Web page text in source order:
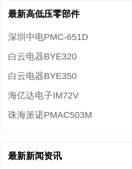
最新高低压零部件
深圳中电PMC-651D
白云电器BYE320
白云电器BYE350
海亿达电子IM72V
珠海派诺PMAC503M
最新新闻资讯